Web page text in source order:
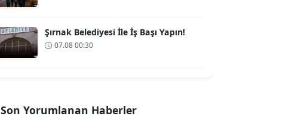
Şırnak Belediyesi İle İş Başı Yapın!
07.08 00:30
Son Yorumlanan Haberler